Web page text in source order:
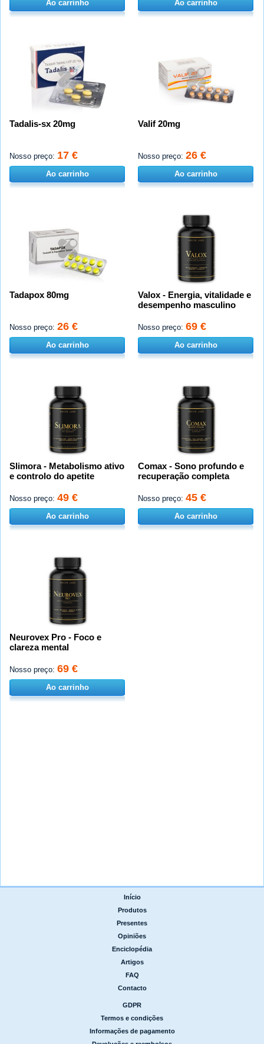
Ao carrinho Ao carrinho
Tadalis-sx 20mg
Nosso preço: 17 €
Ao carrinho
Valif 20mg
Nosso preço: 26 €
Ao carrinho
Tadapox 80mg
Nosso preço: 26 €
Ao carrinho
Valox - Energia, vitalidade e
desempenho masculino
Nosso preço: 69 €
Ao carrinho
Slimora - Metabolismo ativo
e controlo do apetite
Nosso preço: 49 €
Ao carrinho
Comax - Sono profundo e
recuperação completa
Nosso preço: 45 €
Ao carrinho
Neurovex Pro - Foco e
clareza mental
Nosso preço: 69 €
Ao carrinho
Início
Produtos
Presentes
Opiniões
Enciclopédia
Artigos
FAQ
Contacto
GDPR
Termos e condições
Informações de pagamento